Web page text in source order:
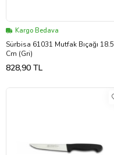
Kargo Bedava
Sürbisa 61031 Mutfak Bıçağı 18.5
Cm (Gri)
828,90 TL